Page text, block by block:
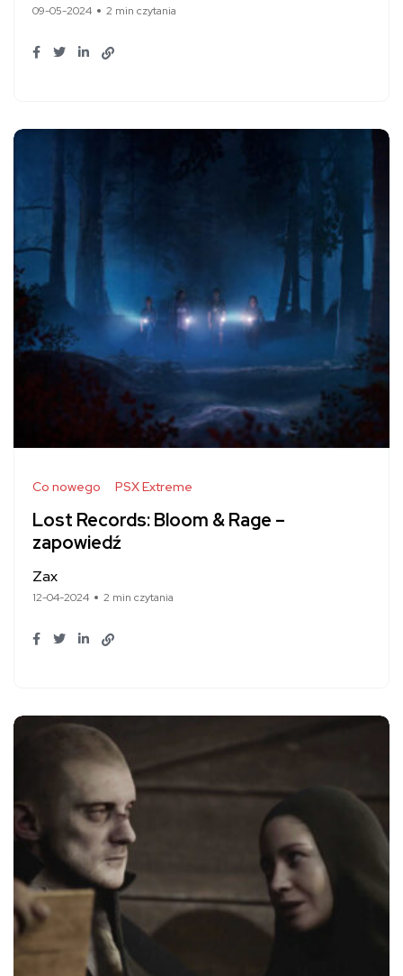
09-05-2024 2 min czytania
Co nowego PSX Extreme
Lost Records: Bloom & Rage –
zapowiedź
Zax
12-04-2024 2 min czytania